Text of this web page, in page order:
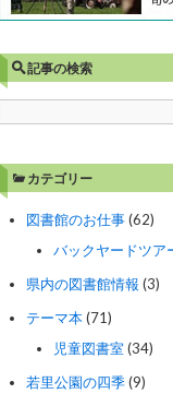
記事の検索
カテゴリー
図書館のお仕事(62)
バックヤードツア
県内の図書館情報 (3)
テーマ本(71)
児童図書室(34)
若里公園の四季(9)